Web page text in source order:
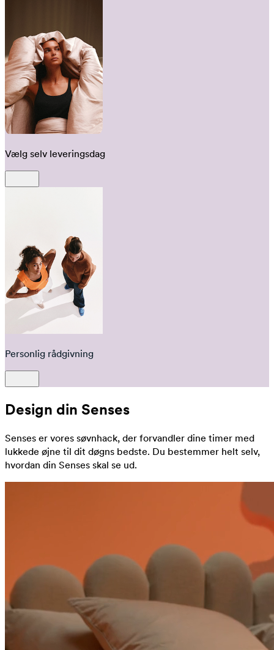
Vælg selv leveringsdag
Personlig rådgivning
Design din Senses
Senses er vores søvnhack, der forvandler dine timer med
lukkede øjne til dit døgns bedste. Du bestemmer helt selv,
hvordan din Senses skal se ud.